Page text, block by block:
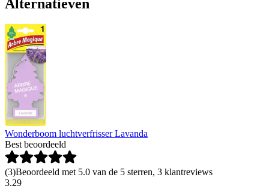
Alternatieven
Wonderboom luchtverfrisser Lavanda
Best beoordeeld
(3)Beoordeeld met 5.0 van de 5 sterren, 3 klantreviews
3.29